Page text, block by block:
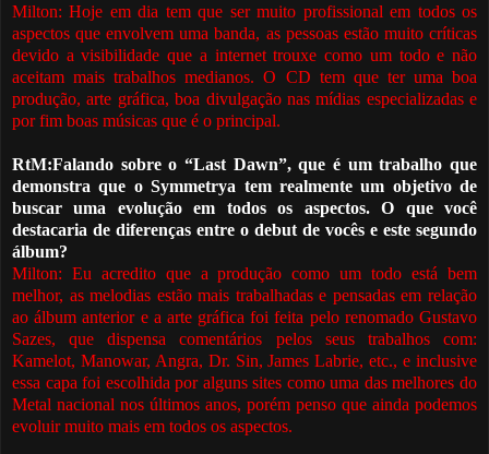
Milton: Hoje em dia tem que ser muito profissional em todos os
aspectos que envolvem uma banda, as pessoas estão muito críticas
devido a visibilidade que a internet trouxe como um todo e não
aceitam mais trabalhos medianos. O CD tem que ter uma boa
produção, arte gráfica, boa divulgação nas mídias especializadas e
por fim boas músicas que é o principal.
RtM:Falando sobre o “Last Dawn”, que é um trabalho que
demonstra que o Symmetrya tem realmente um objetivo de
buscar uma evolução em todos os aspectos. O que você
destacaria de diferenças entre o debut de vocês e este segundo
álbum?
Milton: Eu acredito que a produção como um todo está bem
melhor, as melodias estão mais trabalhadas e pensadas em relação
ao álbum anterior e a arte gráfica foi feita pelo renomado Gustavo
Sazes, que dispensa comentários pelos seus trabalhos com:
Kamelot, Manowar, Angra, Dr. Sin, James Labrie, etc., e inclusive
essa capa foi escolhida por alguns sites como uma das melhores do
Metal nacional nos últimos anos, porém penso que ainda podemos
evoluir muito mais em todos os aspectos.